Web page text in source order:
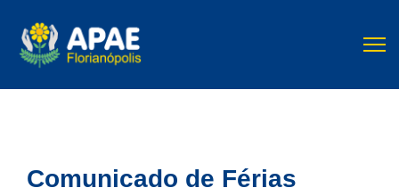
Comunicado de Férias